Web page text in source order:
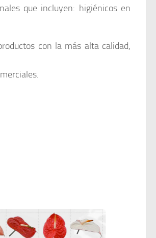
que incluyen: higiénicos en
con la más alta calidad,